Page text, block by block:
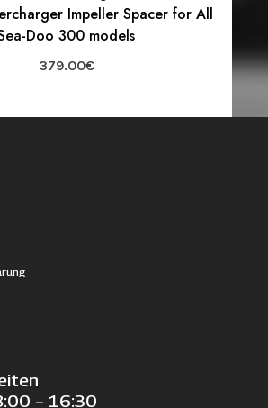
Impeller Spacer for All
Doo 300 models
379.00€
– 16:30